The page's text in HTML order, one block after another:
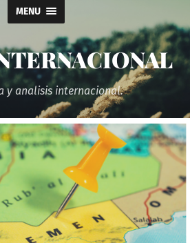
MENU
y analisis internacional.